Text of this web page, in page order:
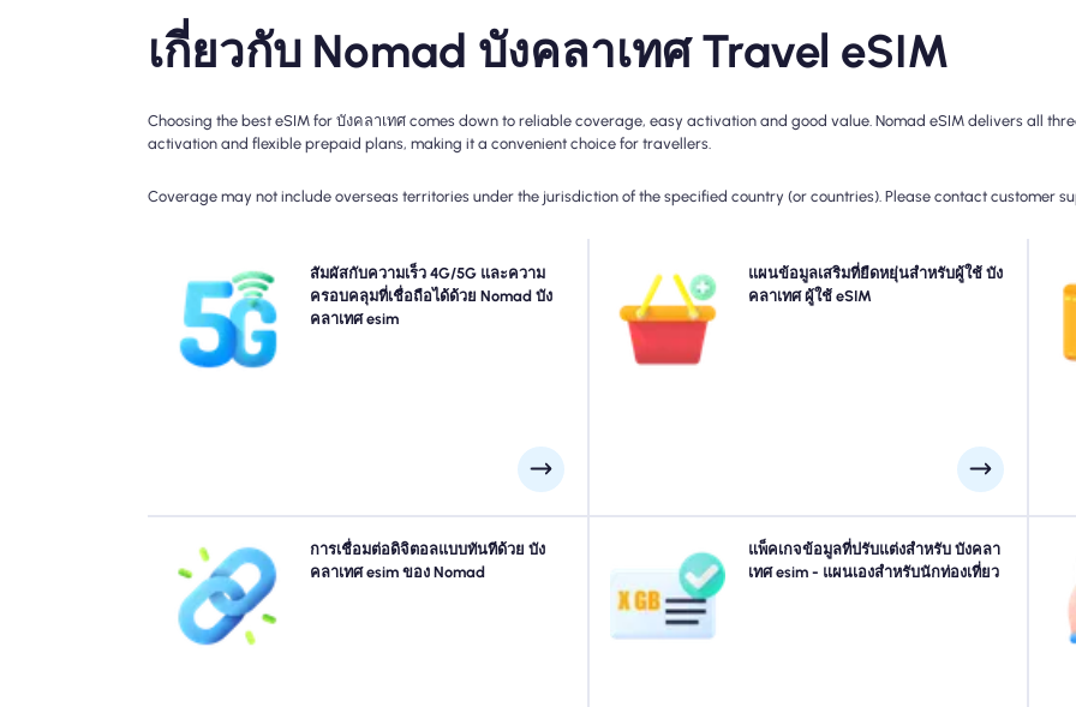
เกี่ยวกับ Nomad บังคลาเทศ Travel eSIM
Choosing the best eSIM for บังคลาเทศ comes down to reliable coverage, easy activation and good value. Nomad eSIM delivers all
activation and flexible prepaid plans, making it a convenient choice for travellers.
Coverage may not include overseas territories under the jurisdiction of the specified country (or countries). Please contact customer
สัมผัสกับความเร็ว 4G/5G และความ
ครอบคลุมที่เชื่อถือได้ด้วย Nomad บัง
คลาเทศ esim
สัมผัสประสบการณ์การเชื่อมต่อ 4G กับการเดินทางของ
Nomad บังคลาเทศ Travel esim โปรดตรวจสอบรายละเอียด
แผนของคุณสำหรับความพร้อมใช้งานและความเร็วของ
เครือข่ายเฉพาะเนื่องจากความครอบคลุมอาจแตกต่างกันไป
แผนข้อมูลเสริมที่ยืดหยุ่นสำหรับผู้ใช้ บัง
คลาเทศ ผู้ใช้ eSIM
ต้องการข้อมูลเพิ่มเติมหรือขยายแผนของคุณ? เพียงซื้อ Add-
on ไปยัง บังคลาเทศ ของคุณเพื่อเพลิดเพลินกับการเชื่อมต่อ
5G/4G ที่ไร้รอยต่อต่อไป เมื่อแผนเริ่มต้นของคุณหมดอายุ
ส่วนเสริมของคุณจะเปิดใช้งานการเก็บรักษาโดยอัตโนมัติที่
ส
การเชื่อมต่อดิจิตอลแบบทันทีด้วย บัง
คลาเทศ esim ของ Nomad
ข้ามคิวและลืมซิมทางกายภาพ เปิดใช้งาน Nomad ของคุณ
บังคลาเทศ eSIM ทันทีจากอุปกรณ์ของคุณสำหรับการเชื่อม
ต่อ 4G/5G อย่างรวดเร็ว ออนไลน์ทันทีที่คุณมาถึงสนามบิน
แพ็คเกจข้อมูลที่ปรับแต่งสำหรับ บังคลา
เทศ esim - แผนเองสำหรับนักท่องเที่ยว
เดินทางไปที่ ธากา, โบกรา, ค็อกซ์บาซาร์ หรือที่ใดก็ได้ใน บัง
คลาเทศ? เลือกแพ็คเกจข้อมูล บังคลาเทศ ของเราที่ออกแบบ
มาเพื่อให้เหมาะกับทุกความต้องการพร้อมการเชื่อมต่อ
4G/5G ที่ราบรื่น eSIMs ของเราบางส่วนต้องการการเปิดใช้
งานด้วยตนเองโปรดตรวจสอบอีเมลการติดตั้งของคุณเพื่อให้